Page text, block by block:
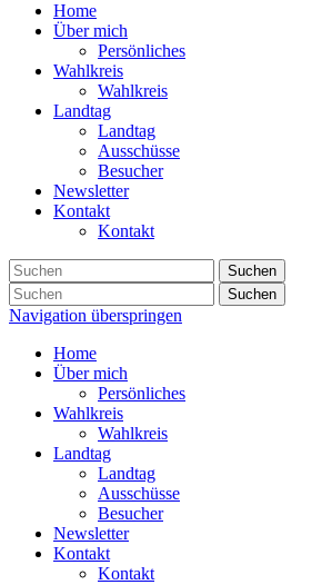
Home
Über mich
Persönliches
Wahlkreis
Wahlkreis
Landtag
Landtag
Ausschüsse
Besucher
Newsletter
Kontakt
Kontakt
Suchen
Suchen
Navigation überspringen
Home
Über mich
Persönliches
Wahlkreis
Wahlkreis
Landtag
Landtag
Ausschüsse
Besucher
Newsletter
Kontakt
Kontakt